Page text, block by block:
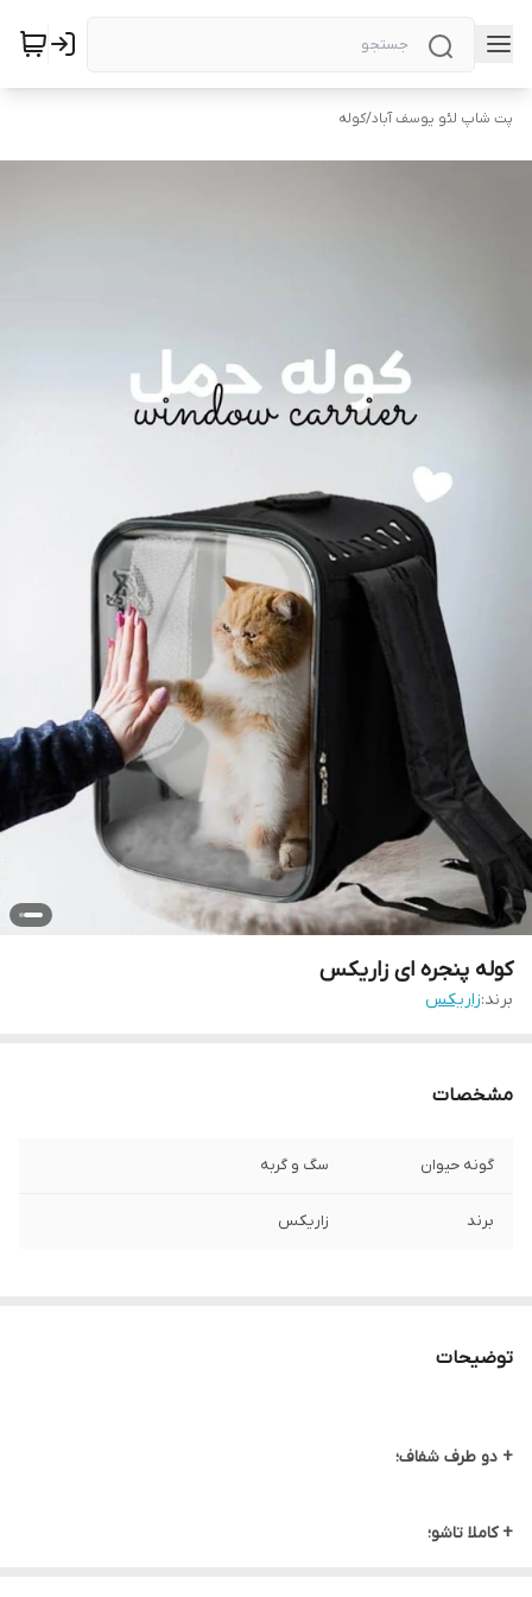
پت شاپ لئو یوسف آباد/کوله
کوله پنجره ای زاریکس
برند:زاریکس
مشخصات
گونه حیوان سگ و گربه
برند زاریکس
توضیحات
+ دو طرف شفاف؛
+ کاملا تاشو؛